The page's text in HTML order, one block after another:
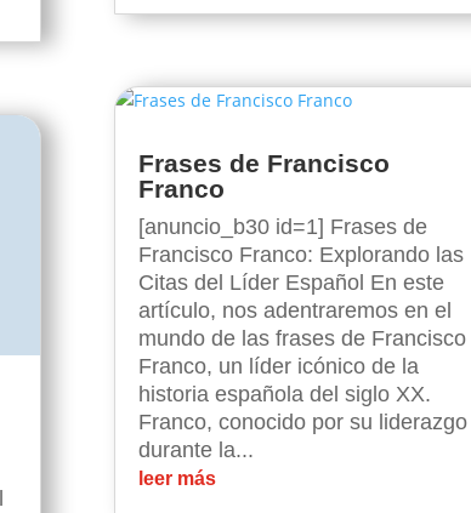
Frases de Francisco
Franco
[anuncio_b30 id=1] Frases de
Francisco Franco: Explorando las
Citas del Líder Español En este
artículo, nos adentraremos en el
mundo de las frases de Francisco
Franco, un líder icónico de la
historia española del siglo XX.
Franco, conocido por su liderazgo
durante la...
leer más